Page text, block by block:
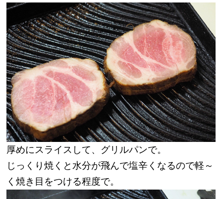
厚めにスライスして、グリルパンで。
じっくり焼くと水分が飛んで塩辛くなるので軽～
く焼き目をつける程度で。